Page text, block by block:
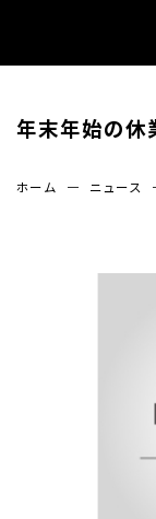
年末年始の休
ホーム ニュース